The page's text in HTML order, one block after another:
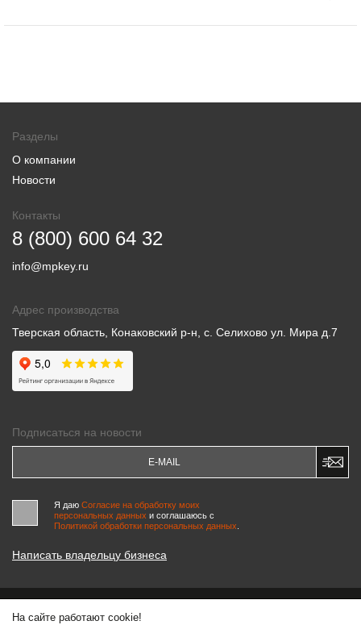
Разделы
О компании
Новости
Контакты
8 (800) 600 64 32
info@mpkey.ru
Адрес производства
Тверская область, Конаковский р-н, с. Селихово ул. Мира д.7
Подписаться на новости
Я даю Согласие на обработку моих
персональных данных и соглашаюсь c
Политикой обработки персональных данных
Написать владельцу бизнеса
© 2000-2026 «МАСТЕРСКИЕ ПИНЧУКА»
На сайте работают cookie!